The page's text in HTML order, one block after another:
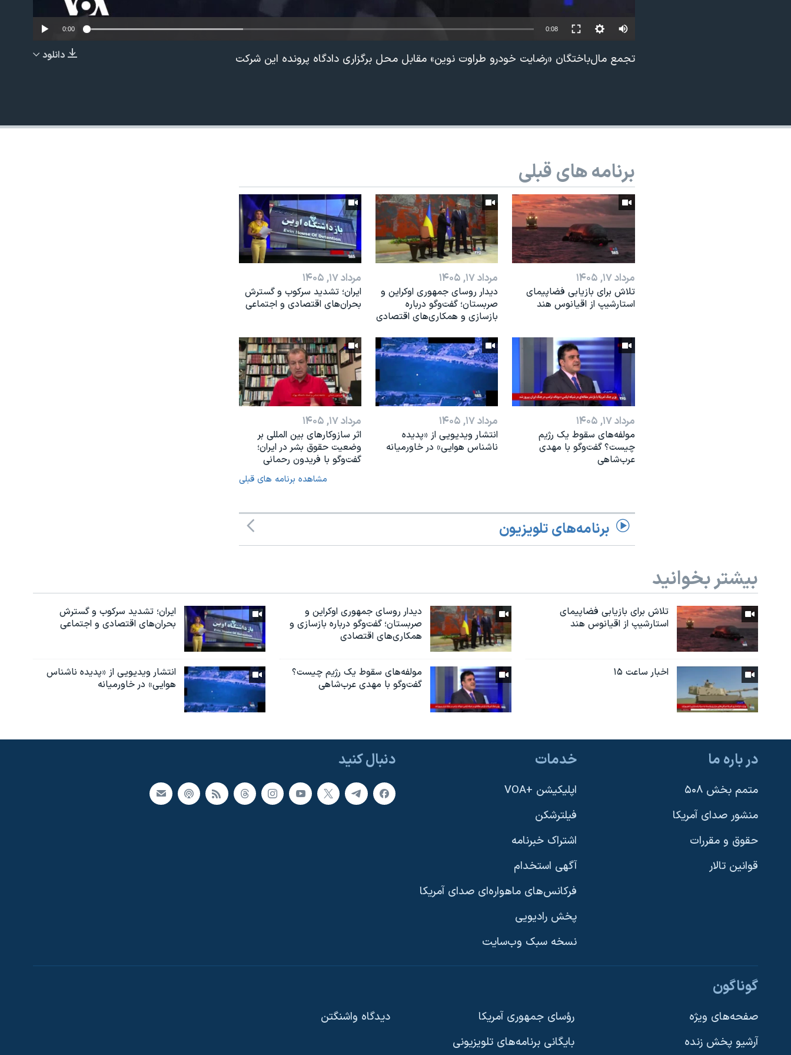
دنبال کنید
زبانهای مختلف
EMBED
0:00 0:08
دانلود تجمع مال‌باختگان «رضایت خودرو طراوت نوین» مقابل محل برگزاری دادگاه پرونده این شرکت
برنامه های قبلی
مرداد ۱۷, ۱۴۰۵
تلاش برای بازیابی فضاپیمای
استارشیپ از اقیانوس هند
مرداد ۱۷, ۱۴۰۵
دیدار روسای جمهوری اوکراین و
صربستان؛ گفت‌وگو درباره
بازسازی و همکاری‌های اقتصادی
مرداد ۱۷, ۱۴۰۵
ایران؛ تشدید سرکوب و گسترش
بحران‌های اقتصادی و اجتماعی
مرداد ۱۷, ۱۴۰۵
مولفه‌های سقوط یک رژیم
چیست؟ گفت‌وگو با مهدی
عرب‌شاهی
مرداد ۱۷, ۱۴۰۵
انتشار ویدیویی از «پدیده‌
ناشناس هوایی» در خاورمیانه
مرداد ۱۷, ۱۴۰۵
اثر ساز‌و‌کارهای بین المللی بر
وضعیت حقوق بشر در ایران؛
گفت‌وگو با فریدون رحمانی
مشاهده برنامه های قبلی
برنامه‌های تلویزیون
بیشتر بخوانید
تلاش برای بازیابی فضاپیمای
استارشیپ از اقیانوس هند
دیدار روسای جمهوری اوکراین و
صربستان؛ گفت‌وگو درباره بازسازی و
همکاری‌های اقتصادی
ایران؛ تشدید سرکوب و گسترش
بحران‌های اقتصادی و اجتماعی
اخبار ساعت ۱۵
مولفه‌های سقوط یک رژیم چیست؟
گفت‌وگو با مهدی عرب‌شاهی
انتشار ویدیویی از «پدیده‌ ناشناس
هوایی» در خاورمیانه
دنبال کنید در باره ما
متمم بخش ۵۰۸
منشور صدای آمریکا
حقوق و مقررات
قوانین تالار
خدمات
اپلیکیشن +VOA
فیلترشکن
اشتراک خبرنامه
آگهی استخدام
فرکانس‌های ماهواره‌ای صدای آمریکا
پخش رادیویی
نسخه سبک وب‌سایت
گوناگون
صفحه‌های ویژه
آرشیو پخش زنده
رؤسای جمهوری آمریکا
بایگانی برنامه‌های تلویزیونی
دیدگاه‌ واشنگتن